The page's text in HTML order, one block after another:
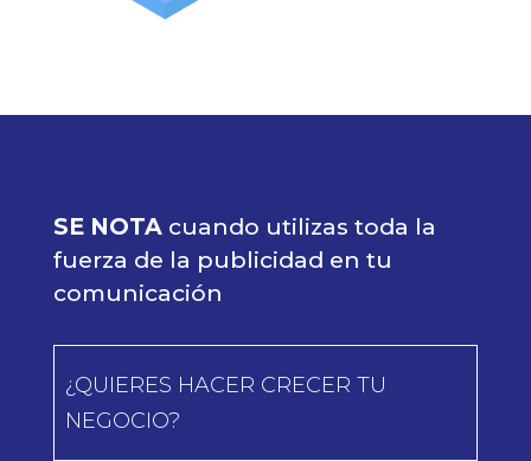
SE NOTA cuando utilizas toda la
fuerza de la publicidad en tu
comunicación
¿QUIERES HACER CRECER TU
NEGOCIO?